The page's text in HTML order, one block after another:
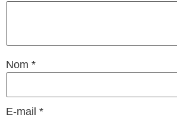
Nom *
E-mail *